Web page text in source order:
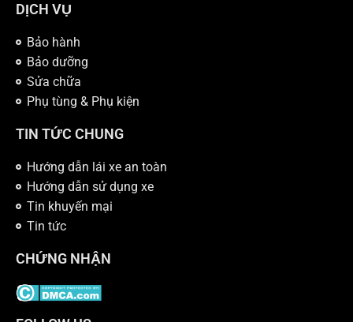
DỊCH VỤ
Bảo hành
Bảo dưỡng
Sửa chữa
Phụ tùng & Phụ kiện
TIN TỨC CHUNG
Hướng dẫn lái xe an toàn
Hướng dẫn sử dụng xe
Tin khuyến mại
Tin tức
CHỨNG NHẬN